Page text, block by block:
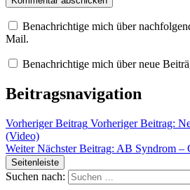
Benachrichtige mich über
Mail.
Benachrichtige mich über neue
Beitragsnavigation
Vorheriger Beitrag Vorheriger Beitrag:
(Video)
Weiter Nächster Beitrag: AB Syndrom –
Seitenleiste
Suchen nach: